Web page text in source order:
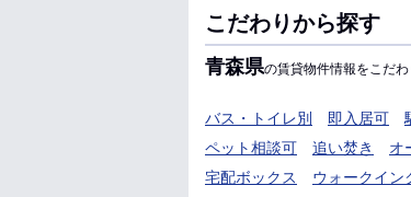
こだわりから探す
青森県の賃貸物件情報をこだ
バス・トイレ別 即入居可
ペット相談可
追い焚き オ
宅配ボックス
ウォークイン